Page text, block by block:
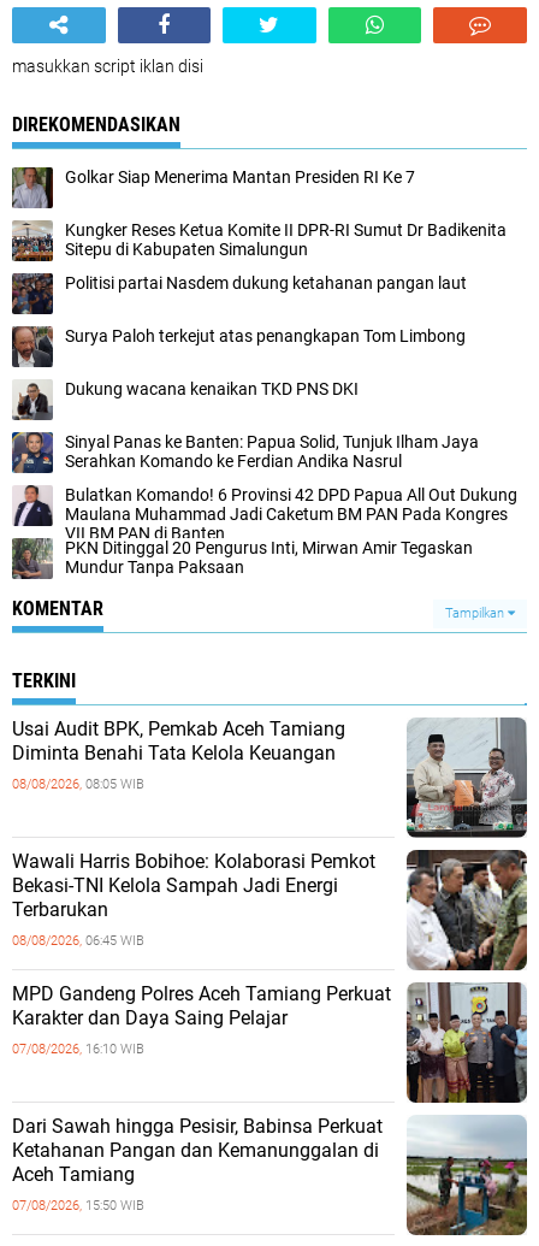
masukkan script iklan disi
DIREKOMENDASIKAN
Golkar Siap Menerima Mantan Presiden RI Ke 7
Kungker Reses Ketua Komite II DPR-RI Sumut Dr Badikenita
Sitepu di Kabupaten Simalungun
Politisi partai Nasdem dukung ketahanan pangan laut
Surya Paloh terkejut atas penangkapan Tom Limbong
Dukung wacana kenaikan TKD PNS DKI
Sinyal Panas ke Banten: Papua Solid, Tunjuk Ilham Jaya
Serahkan Komando ke Ferdian Andika Nasrul
Bulatkan Komando! 6 Provinsi 42 DPD Papua All Out Dukung
Maulana Muhammad Jadi Caketum BM PAN Pada Kongres
VII BM PAN di Banten
PKN Ditinggal 20 Pengurus Inti, Mirwan Amir Tegaskan
Mundur Tanpa Paksaan
KOMENTAR Tampilkan
TERKINI
Usai Audit BPK, Pemkab Aceh Tamiang
Diminta Benahi Tata Kelola Keuangan
08/08/2026, 08:05 WIB
Wawali Harris Bobihoe: Kolaborasi Pemkot
Bekasi-TNI Kelola Sampah Jadi Energi
Terbarukan
08/08/2026, 06:45 WIB
MPD Gandeng Polres Aceh Tamiang Perkuat
Karakter dan Daya Saing Pelajar
07/08/2026, 16:10 WIB
Dari Sawah hingga Pesisir, Babinsa Perkuat
Ketahanan Pangan dan Kemanunggalan di
Aceh Tamiang
07/08/2026, 15:50 WIB